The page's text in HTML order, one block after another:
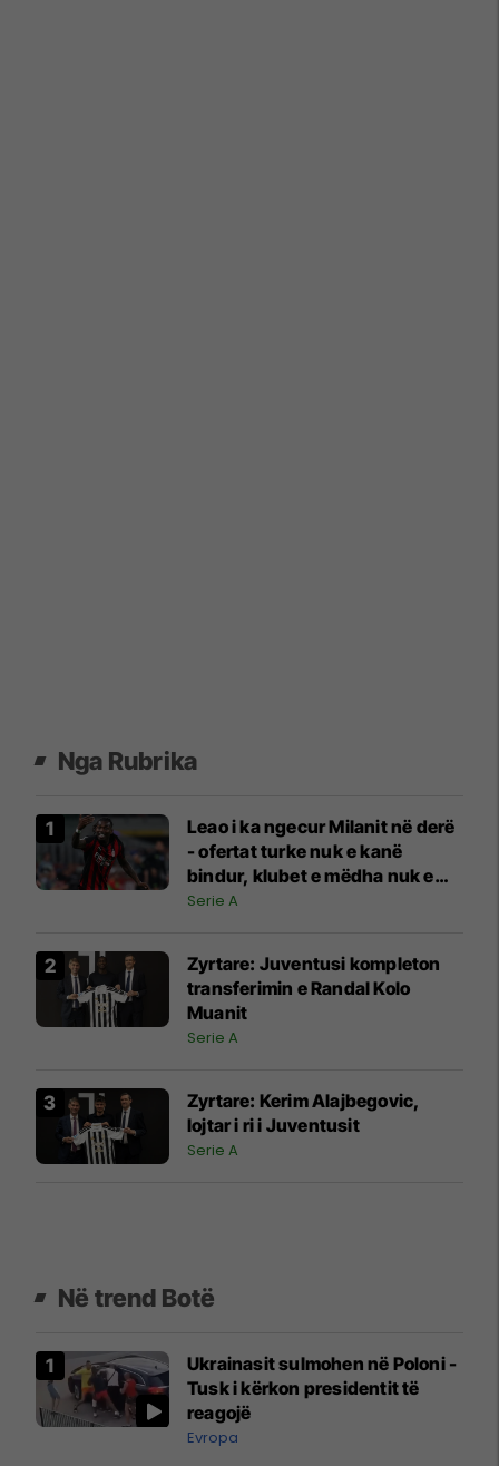
Nga Rubrika
Leao i ka ngecur Milanit në derë
- ofertat turke nuk e kanë
bindur, klubet e mëdha nuk e
duan
Serie A
Zyrtare: Juventusi kompleton
transferimin e Randal Kolo
Muanit
Serie A
Zyrtare: Kerim Alajbegovic,
lojtar i ri i Juventusit
Serie A
Në trend Botë
Ukrainasit sulmohen në Poloni -
Tusk i kërkon presidentit të
reagojë
Evropa